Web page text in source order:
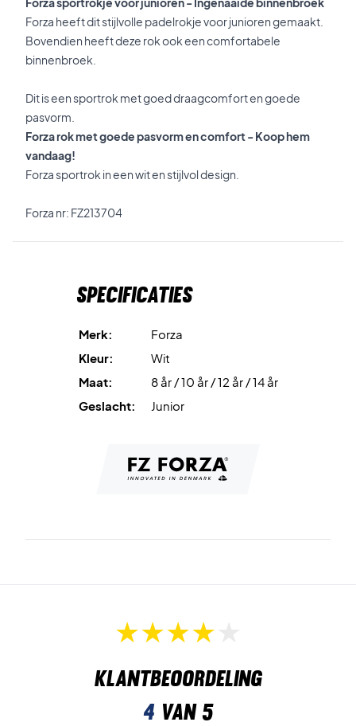
Forza heeft dit stijlvolle padelrokje voor junioren gemaakt.
Bovendien heeft deze rok ook een comfortabele
binnenbroek.
Dit is een sportrok met goed draagcomfort en goede
pasvorm.
Forza rok met goede pasvorm en comfort - Koop hem
vandaag!
Forza sportrok in een wit en stijlvol design.
Forza nr: FZ213704
Specificaties
Merk:
Forza
Kleur:
Wit
Maat:
8 år / 10 år / 12 år / 14 år
Geslacht:
Junior
Klantbeoordeling
4 van 5